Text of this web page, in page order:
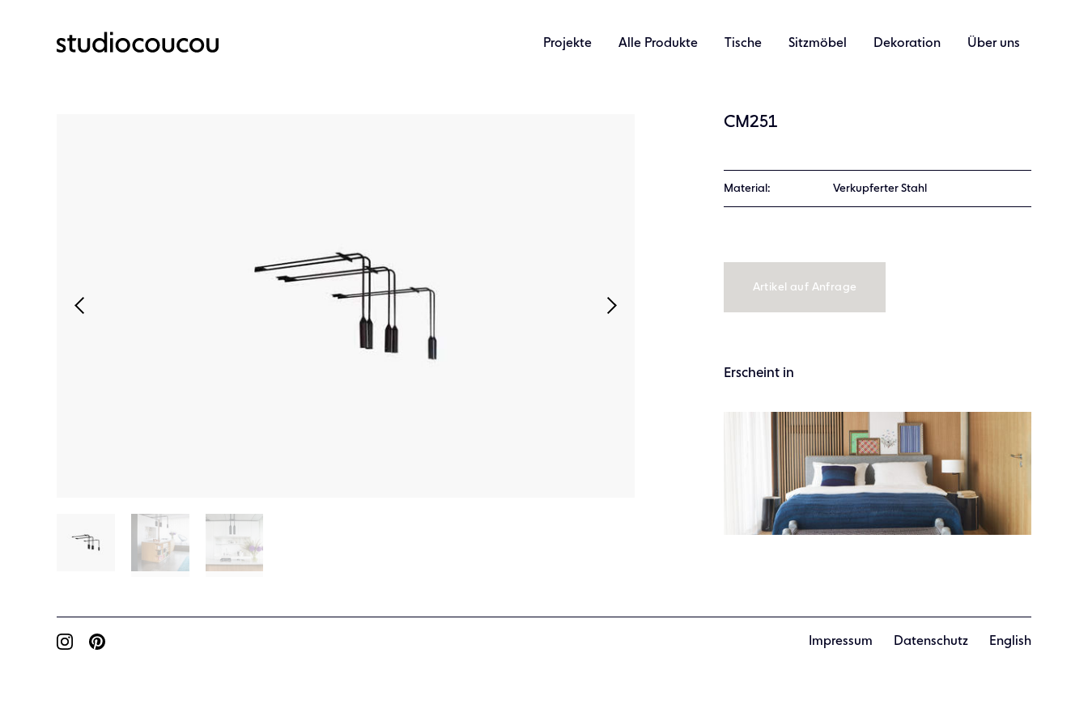
Projekte Alle Produkte Tische Sitzmöbel Dekoration Über uns
CM251
Material: Verkupferter Stahl
Artikel auf Anfrage
Erscheint in
Impressum Datenschutz English